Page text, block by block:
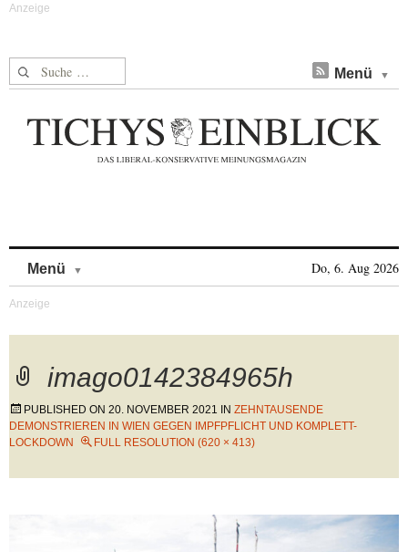
Suche nach: Menü
Menü Do, 6. Aug 2026
imago0142384965h
PUBLISHED ON 20. NOVEMBER 2021 IN ZEHNTAUSENDE
DEMONSTRIEREN IN WIEN GEGEN IMPFPFLICHT UND KOMPLETT-
LOCKDOWN
FULL RESOLUTION (620 × 413)